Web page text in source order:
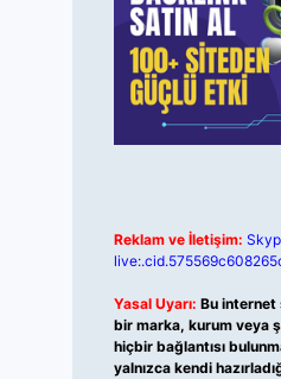
Reklam ve İletişim:
Yasal Uyarı: Bu internet
bir marka, kurum veya
hiçbir bağlantısı
yalnızca kendi